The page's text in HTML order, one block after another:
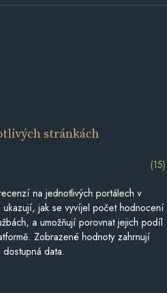
stránkách
(15)
na jednotlivých portálech v
jak se vyvíjel počet hodnocení
a umožňují porovnat jejich podíl
Zobrazené hodnoty zahrnují
data.